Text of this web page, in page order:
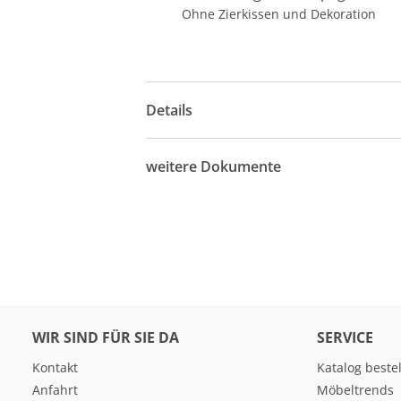
Ohne Zierkissen und Dekoration
Details
weitere Dokumente
WIR SIND FÜR SIE DA
Kontakt
Anfahrt
SERVICE
Katalog
Möbeltrends